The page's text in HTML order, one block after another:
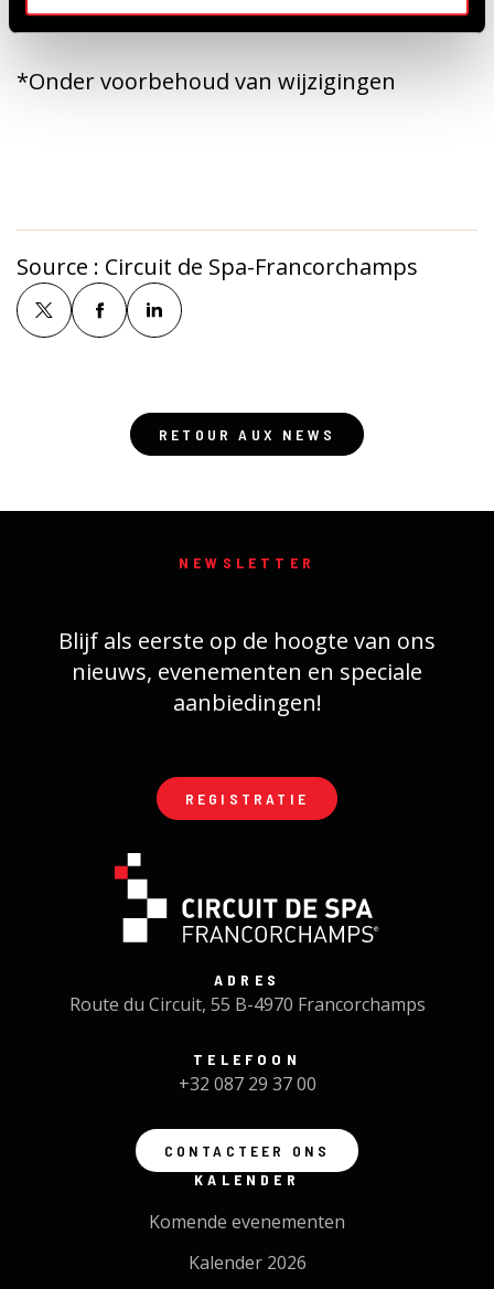
*Onder voorbehoud van wijzigingen
Source : Circuit de Spa-Francorchamps
RETOUR AUX NEWS
NEWSLETTER
Blijf als eerste op de hoogte van ons
nieuws, evenementen en speciale
aanbiedingen!
REGISTRATIE
ADRES
Route du Circuit, 55 B-4970 Francorchamps
TELEFOON
+32 087 29 37 00
CONTACTEER ONS
KALENDER
Komende evenementen
Kalender 2026